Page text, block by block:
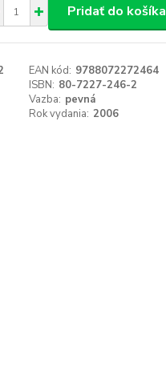
Pridať do košíka
EAN kód: 9788072272464
ISBN: 80-7227-246-2
Vazba: pevná
Rok vydania: 2006